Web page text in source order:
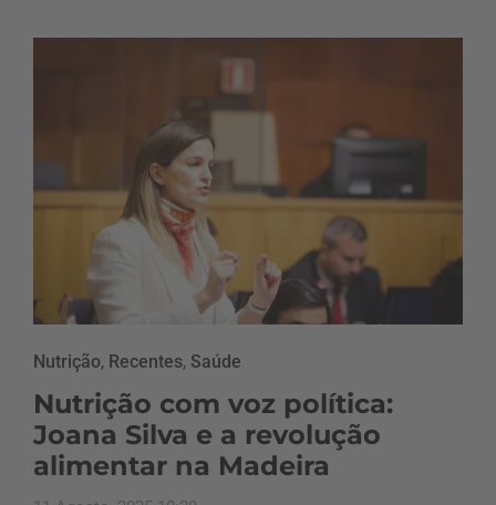
Nutrição, Recentes, Saúde
Nutrição com voz política:
Joana Silva e a revolução
alimentar na Madeira